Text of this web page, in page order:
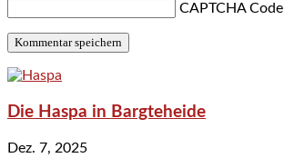
CAPTCHA Code
Die Haspa in Bargteheide
Dez. 7, 2025